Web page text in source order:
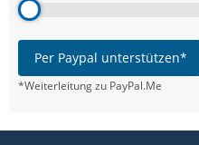
Per Paypal unterstützen*
*Weiterleitung zu PayPal.Me